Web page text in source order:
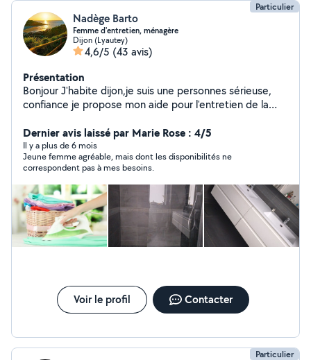
Particulier
Nadège Barto
Femme d'entretien, ménagère
Dijon (Lyautey)
4,6/5 (43 avis)
Présentation
Bonjour J'habite dijon,je suis une personnes sérieuse,
confiance je propose mon aide pour l'entretien de la
Je peut aussi garder vos animaux à vos domicile (balade
des chiens(petite taille ,nourrire les chats,ou nourrire les
lapins...) Je peut aussi garder vos enfants à votre
domicile (j'ai déjà garder des enfants )les
occupés(loisirs, activités,jeux)(j'adore le contacte avec
les enfants) Je suis disponible à tout moment .
N'hésitez pas à me contacter je serais ravis de vous
aider avec plaisir.
Dernier avis laissé par Marie Rose : 4/5
Il y a plus de 6 mois
Jeune femme agréable, mais dont les disponibilités ne
correspondent pas à mes besoins.
Voir le profil Contacter
Particulier